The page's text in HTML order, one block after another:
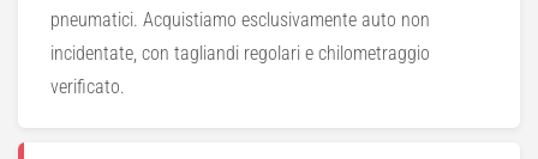
pneumatici. Acquistiamo esclusivamente auto non
incidentate, con tagliandi regolari e chilometraggio
verificato.